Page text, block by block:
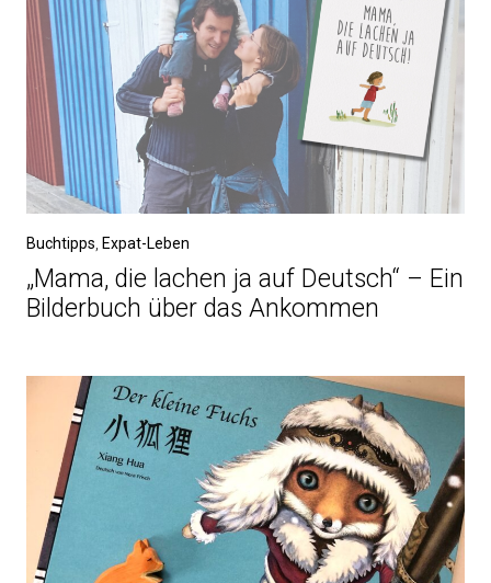
Buchtipps, Expat-Leben
„Mama, die lachen ja auf Deutsch“ – Ein
Bilderbuch über das Ankommen